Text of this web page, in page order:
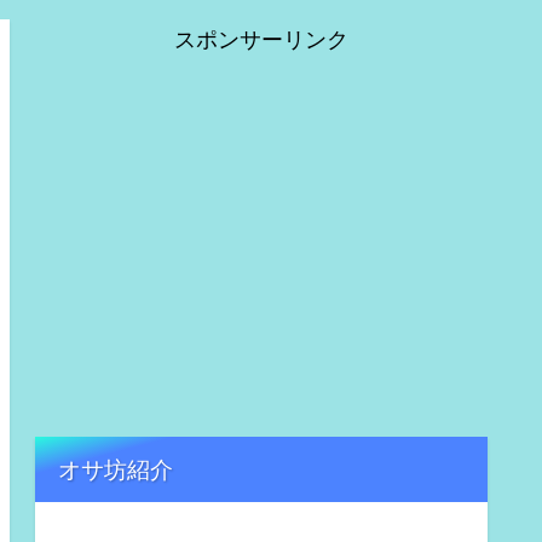
スポンサーリンク
オサ坊紹介